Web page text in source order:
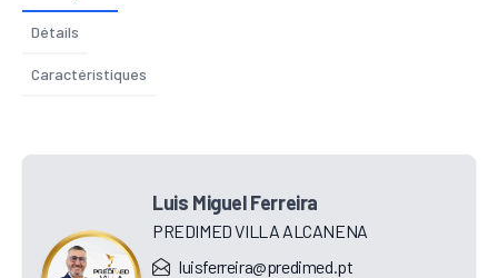
Détails
Caractéristiques
Luis Miguel Ferreira
PREDIMED VILLA ALCANENA
luisferreira@predimed.pt